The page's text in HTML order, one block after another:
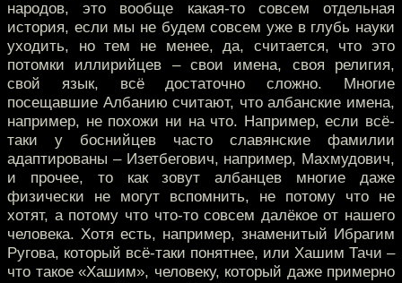
народов, это вообще какая-то совсем отдельная
история, если мы не будем совсем уже в глубь науки
уходить, но тем не менее, да, считается, что это
потомки иллирийцев – свои имена, своя религия,
свой язык, всё достаточно сложно. Многие
посещавшие Албанию считают, что албанские имена,
например, не похожи ни на что. Например, если всё-
таки у боснийцев часто славянские фамилии
адаптированы – Изетбегович, например, Махмудович,
и прочее, то как зовут албанцев многие даже
физически не могут вспомнить, не потому что не
хотят, а потому что что-то совсем далёкое от нашего
человека. Хотя есть, например, знаменитый Ибрагим
Ругова, который всё-таки понятнее, или Хашим Тачи –
что такое «Хашим», человеку, который даже примерно